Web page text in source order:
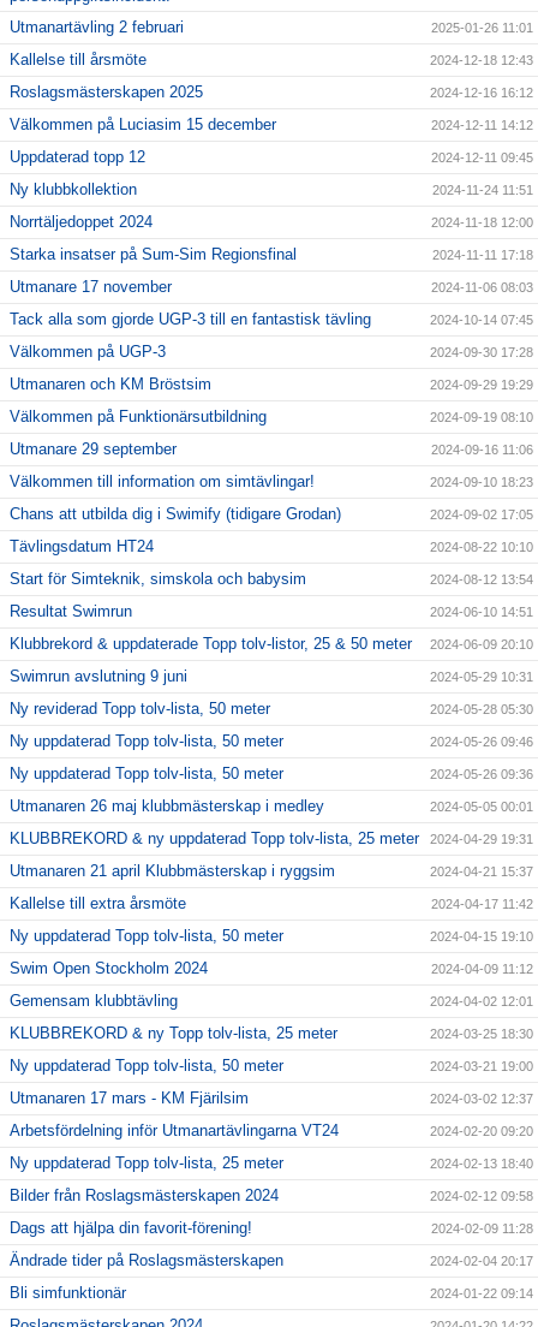
Utmanartävling 2 februari 2025-01-26 11:01
Kallelse till årsmöte 2024-12-18 12:43
Roslagsmästerskapen 2025 2024-12-16 16:12
Välkommen på Luciasim 15 december 2024-12-11 14:12
Uppdaterad topp 12 2024-12-11 09:45
Ny klubbkollektion 2024-11-24 11:51
Norrtäljedoppet 2024 2024-11-18 12:00
Starka insatser på Sum-Sim Regionsfinal 2024-11-11 17:18
Utmanare 17 november 2024-11-06 08:03
Tack alla som gjorde UGP-3 till en fantastisk tävling 2024-10-14 07:45
Välkommen på UGP-3 2024-09-30 17:28
Utmanaren och KM Bröstsim 2024-09-29 19:29
Välkommen på Funktionärsutbildning 2024-09-19 08:10
Utmanare 29 september 2024-09-16 11:06
Välkommen till information om simtävlingar! 2024-09-10 18:23
Chans att utbilda dig i Swimify (tidigare Grodan) 2024-09-02 17:05
Tävlingsdatum HT24 2024-08-22 10:10
Start för Simteknik, simskola och babysim 2024-08-12 13:54
Resultat Swimrun 2024-06-10 14:51
Klubbrekord & uppdaterade Topp tolv-listor, 25 & 50 meter 2024-06-09 20:10
Swimrun avslutning 9 juni 2024-05-29 10:31
Ny reviderad Topp tolv-lista, 50 meter 2024-05-28 05:30
Ny uppdaterad Topp tolv-lista, 50 meter 2024-05-26 09:46
Ny uppdaterad Topp tolv-lista, 50 meter 2024-05-26 09:36
Utmanaren 26 maj klubbmästerskap i medley 2024-05-05 00:01
KLUBBREKORD & ny uppdaterad Topp tolv-lista, 25 meter 2024-04-29 19:31
Utmanaren 21 april Klubbmästerskap i ryggsim 2024-04-21 15:37
Kallelse till extra årsmöte 2024-04-17 11:42
Ny uppdaterad Topp tolv-lista, 50 meter 2024-04-15 19:10
Swim Open Stockholm 2024 2024-04-09 11:12
Gemensam klubbtävling 2024-04-02 12:01
KLUBBREKORD & ny Topp tolv-lista, 25 meter 2024-03-25 18:30
Ny uppdaterad Topp tolv-lista, 50 meter 2024-03-21 19:00
Utmanaren 17 mars - KM Fjärilsim 2024-03-02 12:37
Arbetsfördelning inför Utmanartävlingarna VT24 2024-02-20 09:20
Ny uppdaterad Topp tolv-lista, 25 meter 2024-02-13 18:40
Bilder från Roslagsmästerskapen 2024 2024-02-12 09:58
Dags att hjälpa din favorit-förening! 2024-02-09 11:28
Ändrade tider på Roslagsmästerskapen 2024-02-04 20:17
Bli simfunktionär 2024-01-22 09:14